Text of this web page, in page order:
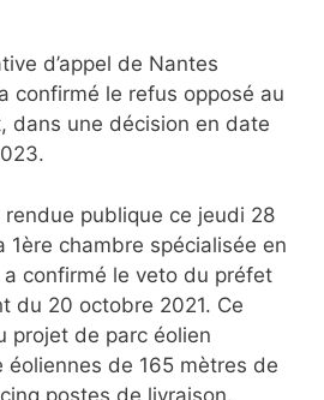
d’appel de Nantes
confirmé le refus opposé au
dans une décision en date
publique ce jeudi 28
1ère chambre spécialisée en
confirmé le veto du préfet
du 20 octobre 2021. Ce
projet de parc éolien
éoliennes de 165 mètres de
postes de livraison,